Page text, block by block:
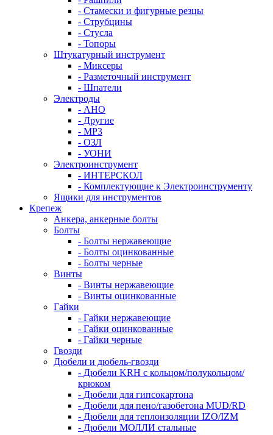
- Стамески и фигурные резцы
- Струбцины
- Стусла
- Топоры
Штукатурный инструмент
- Миксеры
- Разметочный инструмент
- Шпатели
Электроды
- АНО
- Другие
- МР3
- ОЗЛ
- УОНИ
Электроинструмент
- ИНТЕРСКОЛ
- Комплектующие к Электроинструменту
Ящики для инструментов
Крепеж
Анкера, анкерные болты
Болты
- Болты нержавеющие
- Болты оцинкованные
- Болты черные
Винты
- Винты нержавеющие
- Винты оцинкованные
Гайки
- Гайки нержавеющие
- Гайки оцинкованные
- Гайки черные
Гвозди
Дюбели и дюбель-гвозди
- Дюбели KRH с кольцом/полукольцом/
крюком
- Дюбели для гипсокартона
- Дюбели для пено/газобетона MUD/RD
- Дюбели для теплоизоляции IZO/IZM
- Дюбели МОЛЛИ стальные